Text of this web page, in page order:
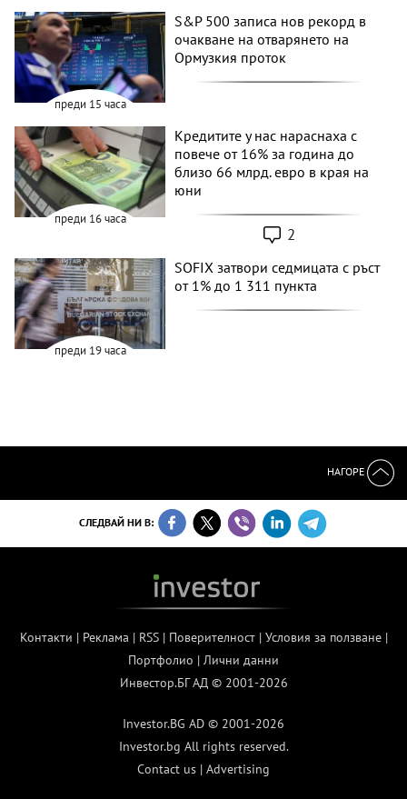
преди 15 часа
S&P 500 записа нов рекорд в
очакване на отварянето на
Ормузкия проток
преди 16 часа
Кредитите у нас нараснаха с
повече от 16% за година до
близо 66 млрд. евро в края на
юни
2
преди 19 часа
SOFIX затвори седмицата с ръст
от 1% до 1 311 пункта
НАГОРЕ
СЛЕДВАЙ НИ В:
Контакти | Реклама | RSS| Поверителност| Условия за ползване|
Портфолио | Лични данни
Инвестор.БГ АД © 2001-2026
Investor.BG AD © 2001-2026
Investor.bg All rights reserved.
Contact us | Advertising